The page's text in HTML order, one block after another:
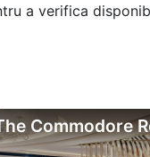
a verifica
Commodore